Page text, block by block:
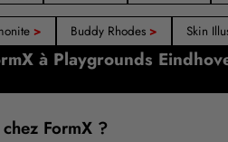
> Buddy Rhodes > Skin
Amsterdam, Barcelone,
à Playgrounds
FormX ?